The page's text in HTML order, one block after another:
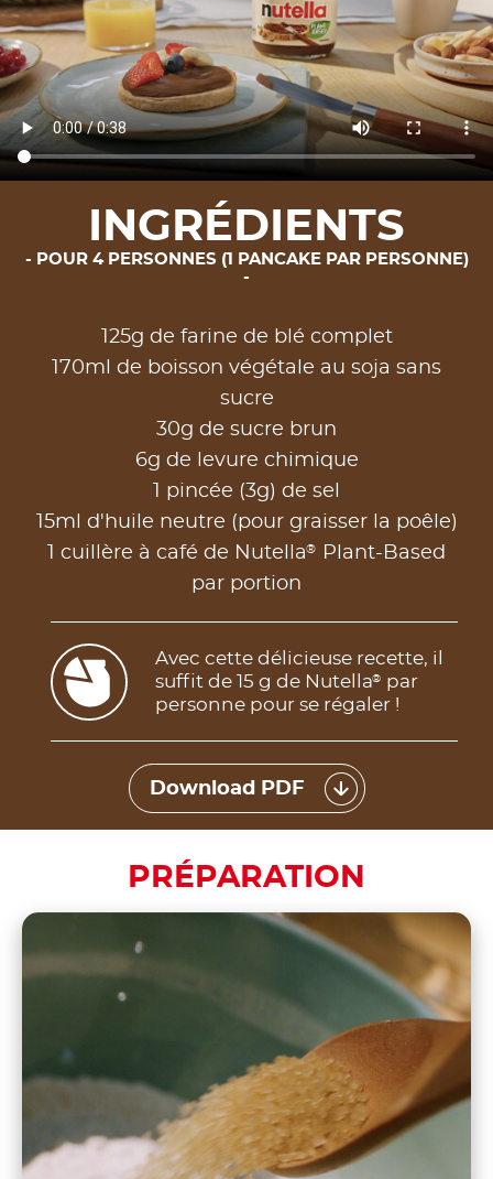
INGRÉDIENTS
POUR 4 PERSONNES (1 PANCAKE PAR PERSONNE)
125g de farine de blé complet
170ml de boisson végétale au soja sans
sucre
30g de sucre brun
6g de levure chimique
1 pincée (3g) de sel
15ml d'huile neutre (pour graisser la poêle)
1 cuillère à café de Nutella®
Plant-Based
par portion
Avec cette délicieuse recette, il
suffit de 15 g de Nutella®
par
personne pour se régaler !
Download PDF
PRÉPARATION